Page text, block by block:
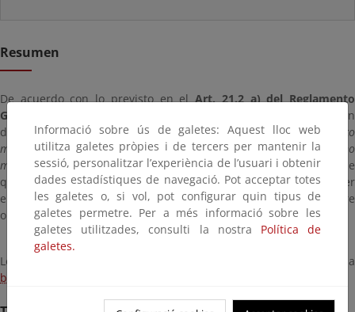
Resumen
De acuerdo con lo previsto en elArt. 21.2 a) del Reglamento
General de la Ley de Costas
se publica el anuncio de incoación
del expediente dedeslinde de los bienes de dominio público
marítimo-terrestre en la Playa de las Teresitas, en el término
municipal de Santa Cruz de Tenerif e (Isla de Tenerife) con el fin de
que en el plazo de 1 mes, cualquier interesado pueda comparecer
en el expediente y formular las decisiones que considere
oportunas.
Los comentarios y alegaciones pueden dirigirse por e-mail a
buzon-sgdpmt@magrama.es
Informació sobre ús de galetes: Aquest lloc web
utilitza galetes pròpies i de tercers per mantenir la
sessió, personalitzar l’experiència de l’usuari i obtenir
dades estadístiques de navegació. Pot acceptar totes
les galetes o, si vol, pot configurar quin tipus de
galetes permetre. Per a més informació sobre les
galetes utilitzades, consulti la nostra Política de
galetes.